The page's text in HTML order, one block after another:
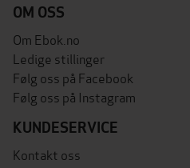
OM OSS
Om Ebok.no
Ledige stillinger
Følg oss på Facebook
Følg oss på Instagram
KUNDESERVICE
Kontakt oss